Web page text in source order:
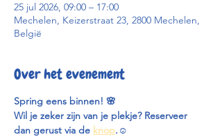
25 jul 2026, 09:00 – 17:00
Mechelen, Keizerstraat 23, 2800 Mechelen,
België
Over het evenement
Spring eens binnen! 🌸
Wil je zeker zijn van je plekje? Reserveer
dan gerust via de knop. ☺️